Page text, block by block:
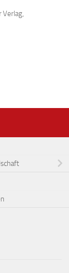
Verlag,